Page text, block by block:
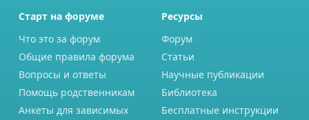
Старт на форуме
Что это за форум
Общие правила форума
Вопросы и ответы
Помощь родственникам
Анкеты для зависимых
Ресурсы
Форум
Статьи
Научные публикации
Библиотека
Бесплатные инструкции